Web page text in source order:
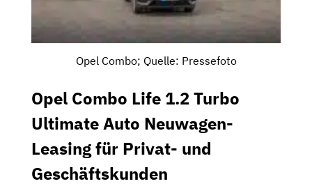
Opel Combo; Quelle: Pressefoto
Opel Combo Life 1.2 Turbo
Ultimate Auto Neuwagen-
Leasing für Privat- und
Geschäftskunden